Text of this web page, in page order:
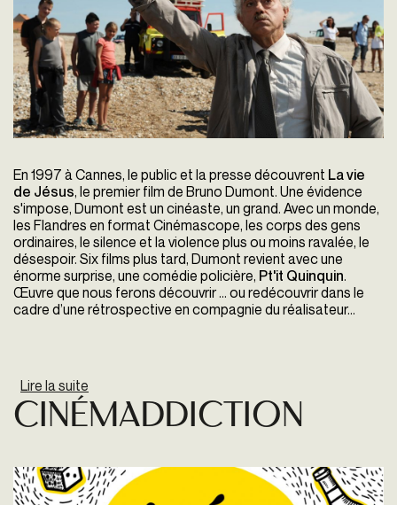
En 1997 à Cannes, le public et la presse découvrent La vie
de Jésus, le premier film de Bruno Dumont. Une évidence
s'impose, Dumont est un cinéaste, un grand. Avec un monde,
les Flandres en format Cinémascope, les corps des gens
ordinaires, le silence et la violence plus ou moins ravalée, le
désespoir. Six films plus tard, Dumont revient avec une
énorme surprise, une comédie policière, Pt'it Quinquin.
Œuvre que nous ferons découvrir … ou redécouvrir dans le
cadre d’une rétrospective en compagnie du réalisateur...
Lire la suite
Cinémaddiction